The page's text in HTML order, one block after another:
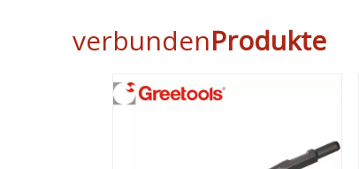
verbundenProdukte